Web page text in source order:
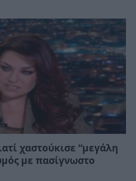
χαστούκισε “μεγάλη
με πασίγνωστο